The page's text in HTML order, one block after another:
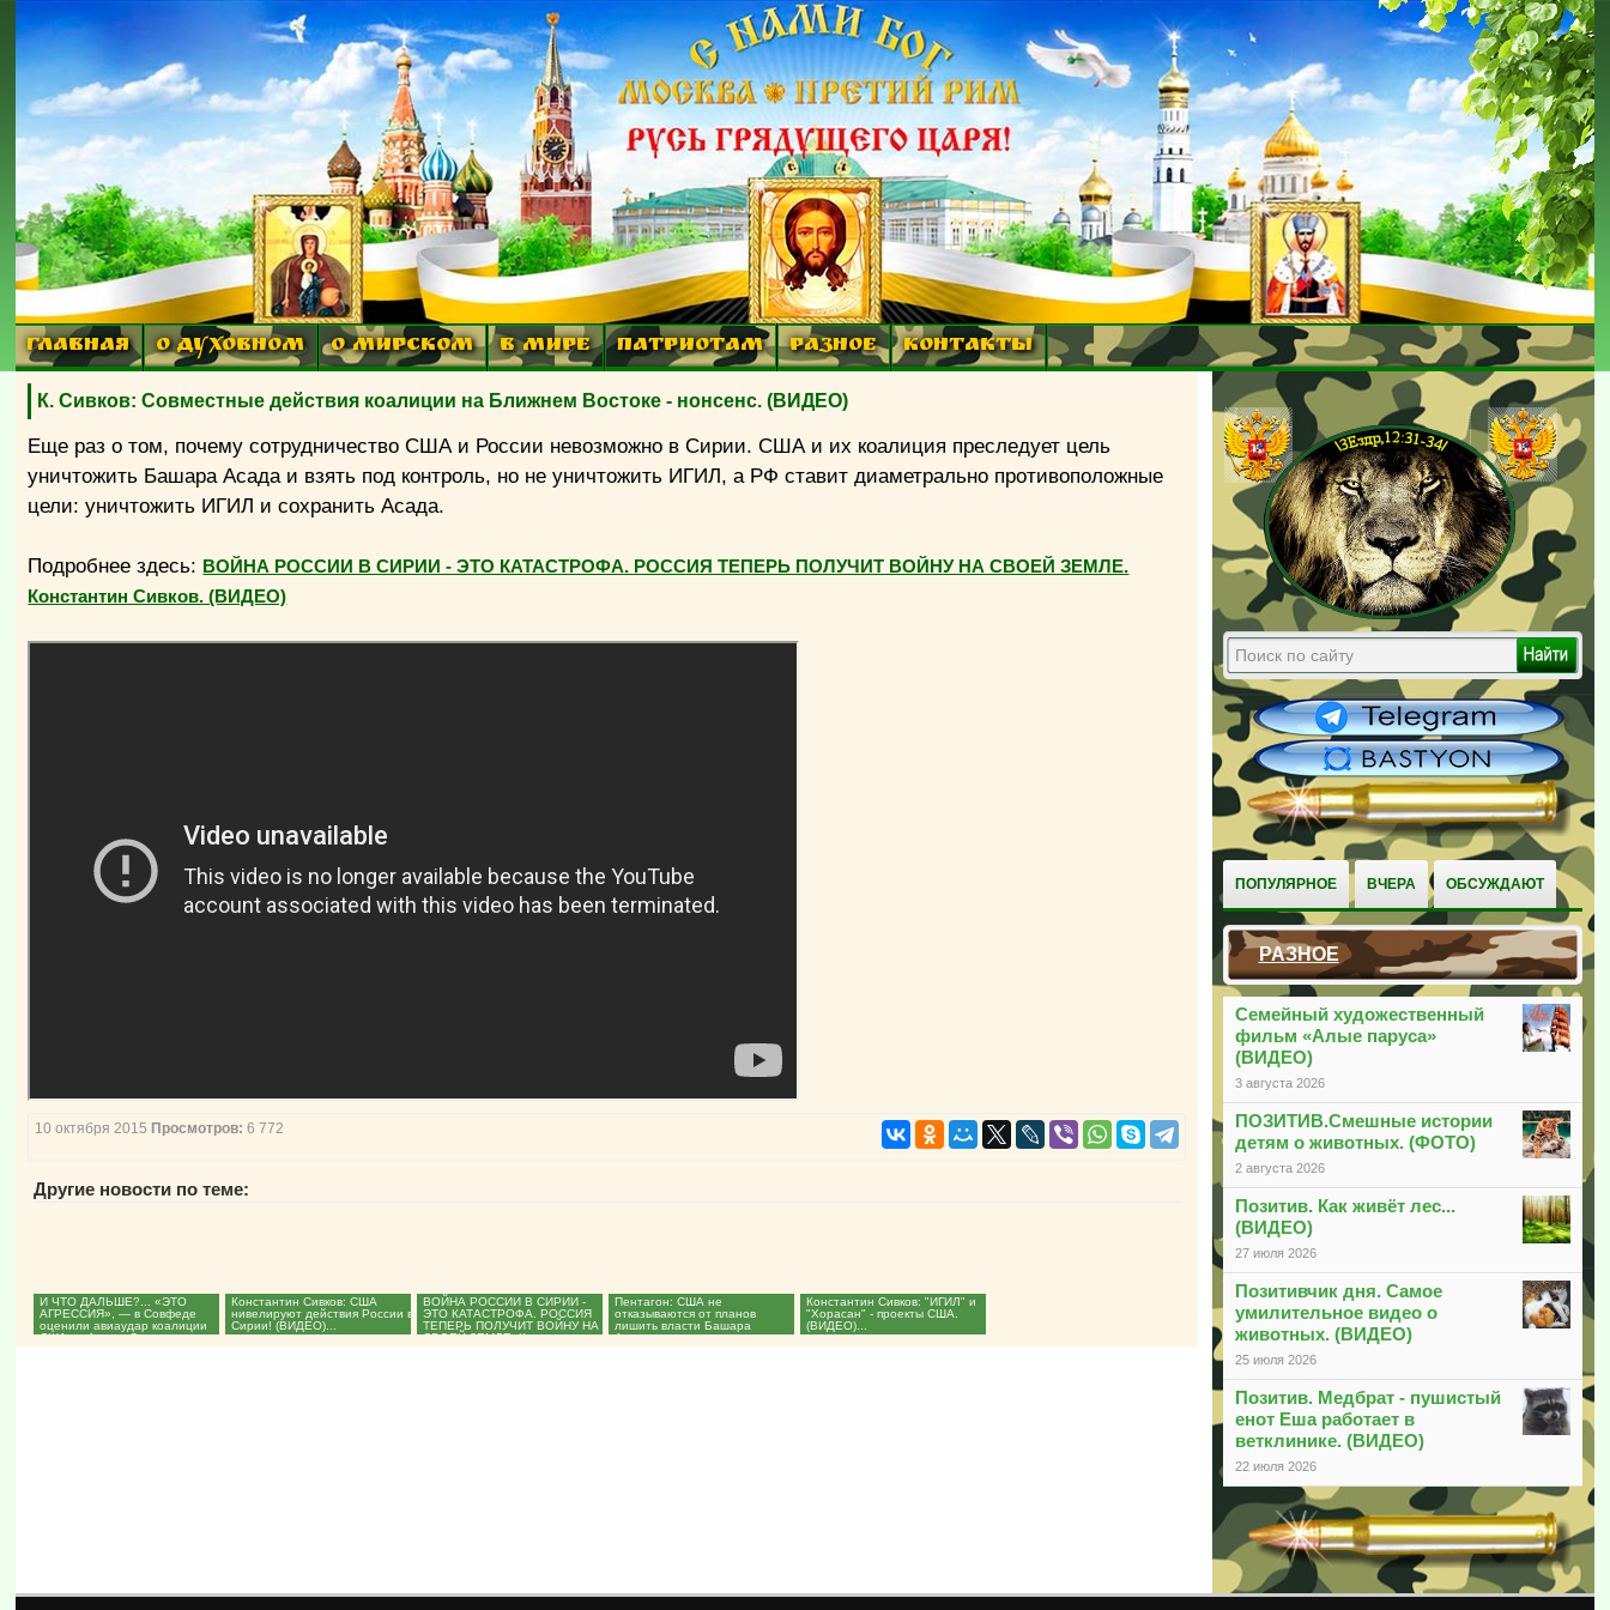
ГЛАВНАЯ О ДУХОВНОМ О МИРСКОМ В МИРЕ ПАТРИОТАМ РАЗНОЕ КОНТАКТЫ
ПОПУЛЯРНОЕ ВЧЕРА ОБСУЖДАЮТ
РАЗНОЕ
Семейный художественный
фильм «Алые паруса»
(ВИДЕО)
3 августа 2026
ПОЗИТИВ.Смешные истории
детям о животных. (ФОТО)
2 августа 2026
Позитив. Как живёт лес...
(ВИДЕО)
27 июля 2026
Позитивчик дня. Самое
умилительное видео о
животных. (ВИДЕО)
25 июля 2026
Позитив. Медбрат - пушистый
енот Еша работает в
ветклинике. (ВИДЕО)
22 июля 2026
К. Сивков: Совместные действия коалиции на Ближнем Востоке - нонсенс. (ВИДЕО)
Еще раз о том, почему сотрудничество США и России невозможно в Сирии. США и их коалиция преследует цель
уничтожить Башара Асада и взять под контроль, но не уничтожить ИГИЛ, а РФ ставит диаметрально противоположные
цели: уничтожить ИГИЛ и сохранить Асада.
Подробнее здесь: ВОЙНА РОССИИ В СИРИИ - ЭТО КАТАСТРОФА. РОССИЯ ТЕПЕРЬ ПОЛУЧИТ ВОЙНУ НА СВОЕЙ ЗЕМЛЕ.
Константин Сивков. (ВИДЕО)
10 октября 2015 Просмотров: 6 772
Другие новости по теме:
И ЧТО ДАЛЬШЕ?... «ЭТО
АГРЕССИЯ», — в Совфеде
оценили авиаудар коалиции
США по Армии Сирии...
Константин Сивков: США
нивелируют действия России в
Сирии! (ВИДЕО)...
ВОЙНА РОССИИ В СИРИИ -
ЭТО КАТАСТРОФА. РОССИЯ
ТЕПЕРЬ ПОЛУЧИТ ВОЙНУ НА
СВОЕЙ ЗЕМЛЕ. Константин...
Пентагон: США не
отказываются от планов
лишить власти Башара
Асада...
Константин Сивков: "ИГИЛ" и
"Хорасан" - проекты США.
(ВИДЕО)...